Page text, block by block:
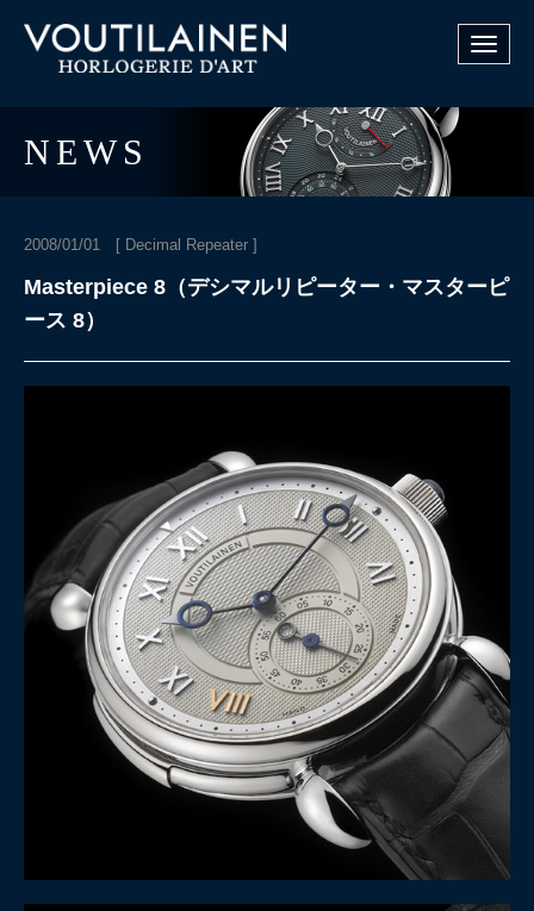
Toggle
NEWS
2008/01/01 [ Decimal Repeater ]
Masterpiece 8（デシマルリピーター・マスターピ
ース 8）